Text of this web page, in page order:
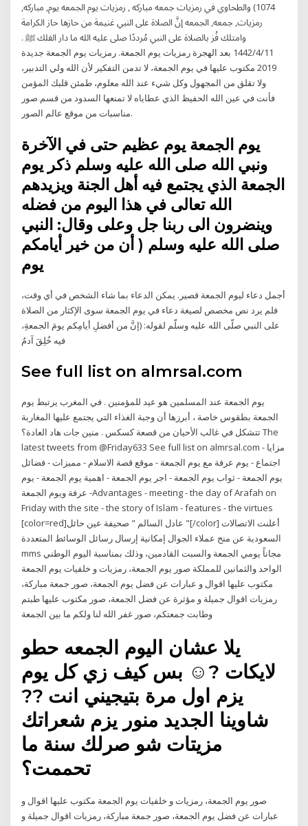
1074) والطحاوي في رمزيات جمعه مباركه , رمزيات يوم الجمعه يوم, مباركه,
رمزيات, جمعه, الجمعه إنَّ الصلاة على النبي غنيمة من حازها حاز الكرامة
وامتلك فُز بالصلاة على النبي مُرددًا صلى عليه الله ما دار الفلك ﷺ .
11‏‏/4‏‏/1442 بعد الهجرة رمزيات يوم الجمعة. رمزيات يوم الجمعة جديدة
2019 مكتوب عليها في يوم الجمعة، لا تدمن التفكير لأن الله ولي التدبير،
ولا تقلق من المجهول وكل شيء عند الله معلوم، طمئن قلبك المؤمن
فأنت في عين الله الحفيظ الذي عطاياه لا تمنعها السدود من قسم صور
مناسبات من موقع عالم الصور.
يوم الجمعة يوم عظيم حتى في الآخرة
ونبي الله صلى الله عليه وسلم ذكر يوم
الجمعة الذي يجتمع فيه أهل الجنة ويزيدهم
الله تعالى في هذا اليوم من فضله
وينضرون الى ربنا جل وعلى وقال: النبي
صلى الله عليه وسلم ( أن من خير أيامكم
يوم
أجمل دعاء ليوم الجمعة قصير. يمكن الدعاء بما شاء الشخص في أي وقت،
فلم يرد نص مخصص لصيغة دعاء في يوم الجمعة سوى الإكثار من الصلاة
على النبي صلّى الله عليه وسلّم لقوله: (إنَّ من أفضلِ أيامِكم يومَ الجمعةِ،
فيه خُلِقَ آدمُ
See full list on almrsal.com
يوم الجمعة عند المسلمين هو عيد للمؤمنين . في المغرب يرتبط يوم
الجمعة بطقوس خاصة ، أبرزها أن وجبة الغذاء التي يجتمع عليها المغاربة
تتشكل في غالب الأحيان من قصعة كسكس . منين جات هاد العادة؟ The
latest tweets from @Friday633 See full list on almrsal.com مزايا -
اجتماع - يوم عرفة مع يوم الجمعة - موقع قصة الاسلام - مميزات - فضائل
يوم الجمعة - ثواب يوم الجمعة - اجر يوم الجمعة - اهمية يوم الجمعة - يوم
عرفة ويوم الجمعة -Advantages - meeting - the day of Arafah on
Friday with the site - the story of Islam - features - the virtues
[color=red]عادل السالم " صحيفة عين حائل "[/color] أعلنت الاتصالات
السعودية عن منح عملاء الجوال إمكانية إرسال رسائل الوسائط المتعددة
mms مجاناً يومي الجمعة والسبت القادمين، وذلك بمناسبة اليوم الوطني
الواحد والثمانين للمملكة صور يوم الجمعة، رمزيات و خلفيات يوم الجمعة
مكتوب عليها اقوال و عبارات عن فضل يوم الجمعة، صور جمعة مباركة،
رمزيات اقوال جميلة و مؤثرة عن فضل الجمعة، صور مكتوب عليها طبتم
وطابت جمعتكم، صور غفر الله لنا ولكم ما بين الجمعة
يلا عشان اليوم الجمعه حطو
لايكات ?☺️ بس كيف زي كل يوم
يزم اول مرة بتيجيني انت ??
شاوينا الجديد منور يزم شعراتك
مزيتات شو صرلك سنة ما
تحممت؟
صور يوم الجمعة، رمزيات و خلفيات يوم الجمعة مكتوب عليها اقوال و
عبارات عن فضل يوم الجمعة، صور جمعة مباركة، رمزيات اقوال جميلة و